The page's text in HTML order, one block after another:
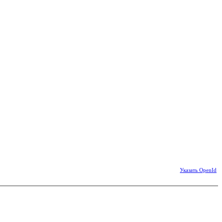
Указать OpenId